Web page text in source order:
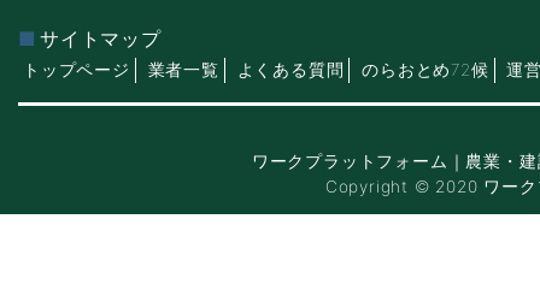
サイトマップ
トップページ 業者一覧 よくある質問 のらおとめ72候 運
ワークプラットフォーム｜農業・
Copyright © 2020 ワーク